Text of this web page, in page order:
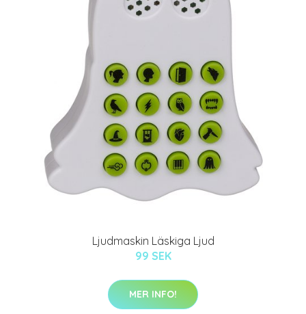
Ljudmaskin Läskiga Ljud
99 SEK
MER INFO!